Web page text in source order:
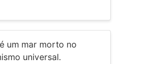
um mar morto no
universal.